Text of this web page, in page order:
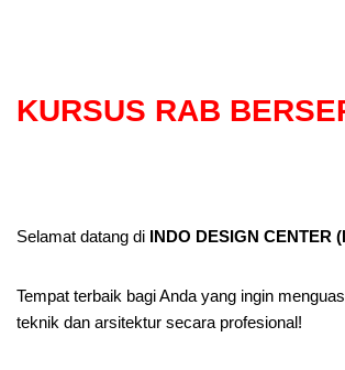
KURSUS RAB
Selamat datang di INDO DESIGN CENTER
Tempat terbaik bagi Anda yang ingin
teknik dan arsitektur secara profesional!